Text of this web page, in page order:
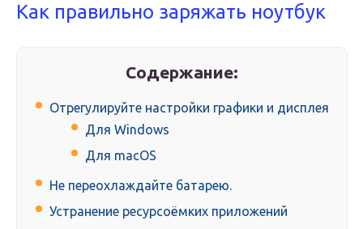
Как правильно заряжать ноутбук
Содержание:
Отрегулируйте настройки графики и дисплея
Для Windows
Для macOS
Не переохлаждайте батарею.
Устранение ресурсоёмких приложений